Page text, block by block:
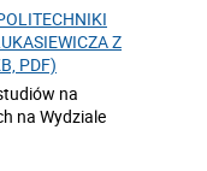
Z
PDF)
na
na Wydziale